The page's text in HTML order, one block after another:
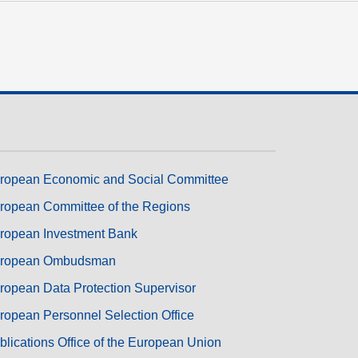
Economic and Social Committee
Committee of the Regions
Investment Bank
Ombudsman
Data Protection Supervisor
Personnel Selection Office
Office of the European Union